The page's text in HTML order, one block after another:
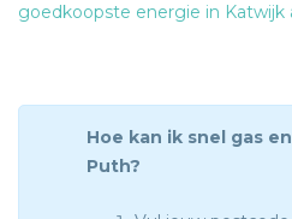
goedkoopste energie in Katwijk
Hoe kan ik snel gas
Puth?